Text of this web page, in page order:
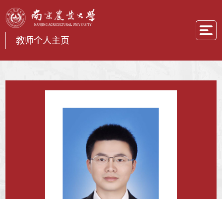
教师个人主页